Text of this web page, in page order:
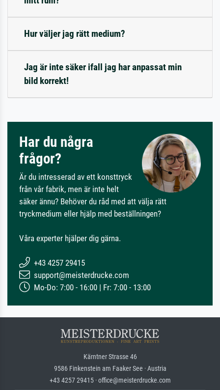
Hur väljer jag rätt medium?
Jag är inte säker ifall jag har anpassat min
bild korrekt!
Har du några
frågor?
Är du intresserad av ett konsttryck
från vår fabrik, men är inte helt
säker ännu? Behöver du råd med att välja rätt
tryckmedium eller hjälp med beställningen?
Våra experter hjälper dig gärna.
+43 4257 29415
support@meisterdrucke.com
Mo-Do: 7:00 - 16:00 | Fr: 7:00 - 13:00
Kärntner Strasse 46
9586 Finkenstein am Faaker See · Austria
+43 4257 29415 · office@meisterdrucke.com